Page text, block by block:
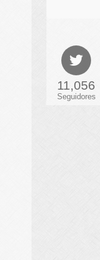
11,056
Seguidores